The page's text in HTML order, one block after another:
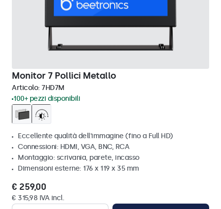
Monitor 7 Pollici Metallo
Articolo: 7HD7M
100+ pezzi disponibili
Eccellente qualità dell'immagine (fino a Full HD)
Connessioni: HDMI, VGA, BNC, RCA
Montaggio: scrivania, parete, incasso
Dimensioni esterne: 176 x 119 x 35 mm
€ 259,00
€ 315,98 IVA incl.